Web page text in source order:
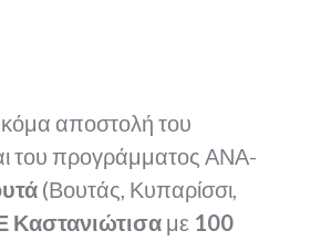
αποστολή του
του προγράμματος ΑΝΑ-
(Βουτάς, Κυπαρίσσι,
Καστανιώτισα με 100